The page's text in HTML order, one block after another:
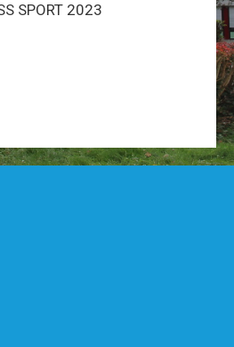
SPORT 2023
AS 2023-2024